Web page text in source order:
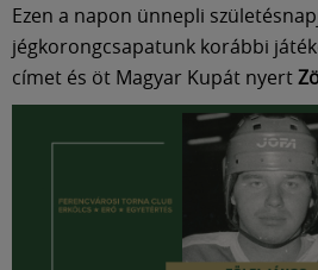
Ezen a napon ünnepli
jégkorongcsapatunk korábbi
címet és öt Magyar Kupát nyert